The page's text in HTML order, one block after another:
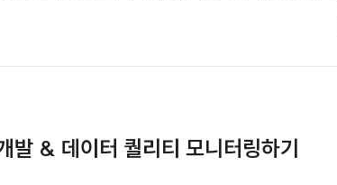
& 데이터 퀄리티 모니터링하기